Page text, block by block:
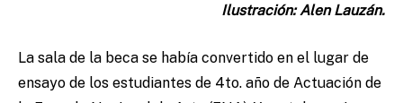
Ilustración: Alen Lauzán.
La sala de la beca se había convertido en el lugar de
ensayo de los estudiantes de 4to. año de Actuación de